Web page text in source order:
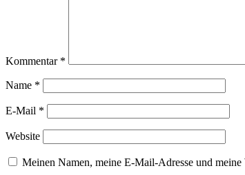
Kommentar *
Name *
E-Mail *
Website
Meinen Namen, meine E-Mail-Adresse und